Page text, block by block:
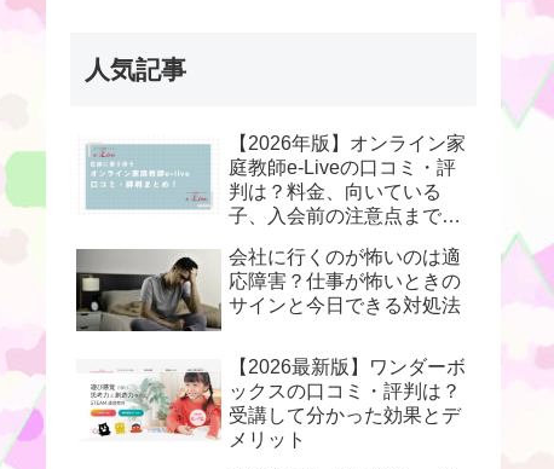
人気記事
【2026年版】オンライン家
庭教師e-Liveの口コミ・評
判は？料金、向いている
子、入会前の注意点まで解
会社に行くのが怖いのは適
応障害？仕事が怖いときの
サインと今日できる対処法
【2026最新版】ワンダーボ
ックスの口コミ・評判は？
受講して分かった効果とデ
メリット